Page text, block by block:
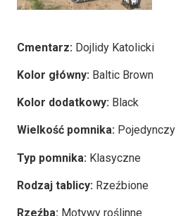
Cmentarz: Dojlidy Katolicki
Kolor główny: Baltic Brown
Kolor dodatkowy: Black
Wielkość pomnika: Pojedynczy
Typ pomnika: Klasyczne
Rodzaj tablicy: Rzeźbione
Rzeźba: Motywy roślinne